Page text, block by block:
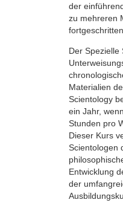
der
zu mehreren
Der Spezielle
Materialien
Scientology
ein Jahr,
Stunden pro
Dieser Kurs
Scientologen
Entwicklung
der